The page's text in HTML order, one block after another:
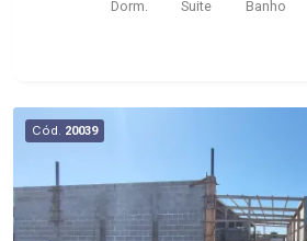
Dorm. Suite Banho
Cód. 20039